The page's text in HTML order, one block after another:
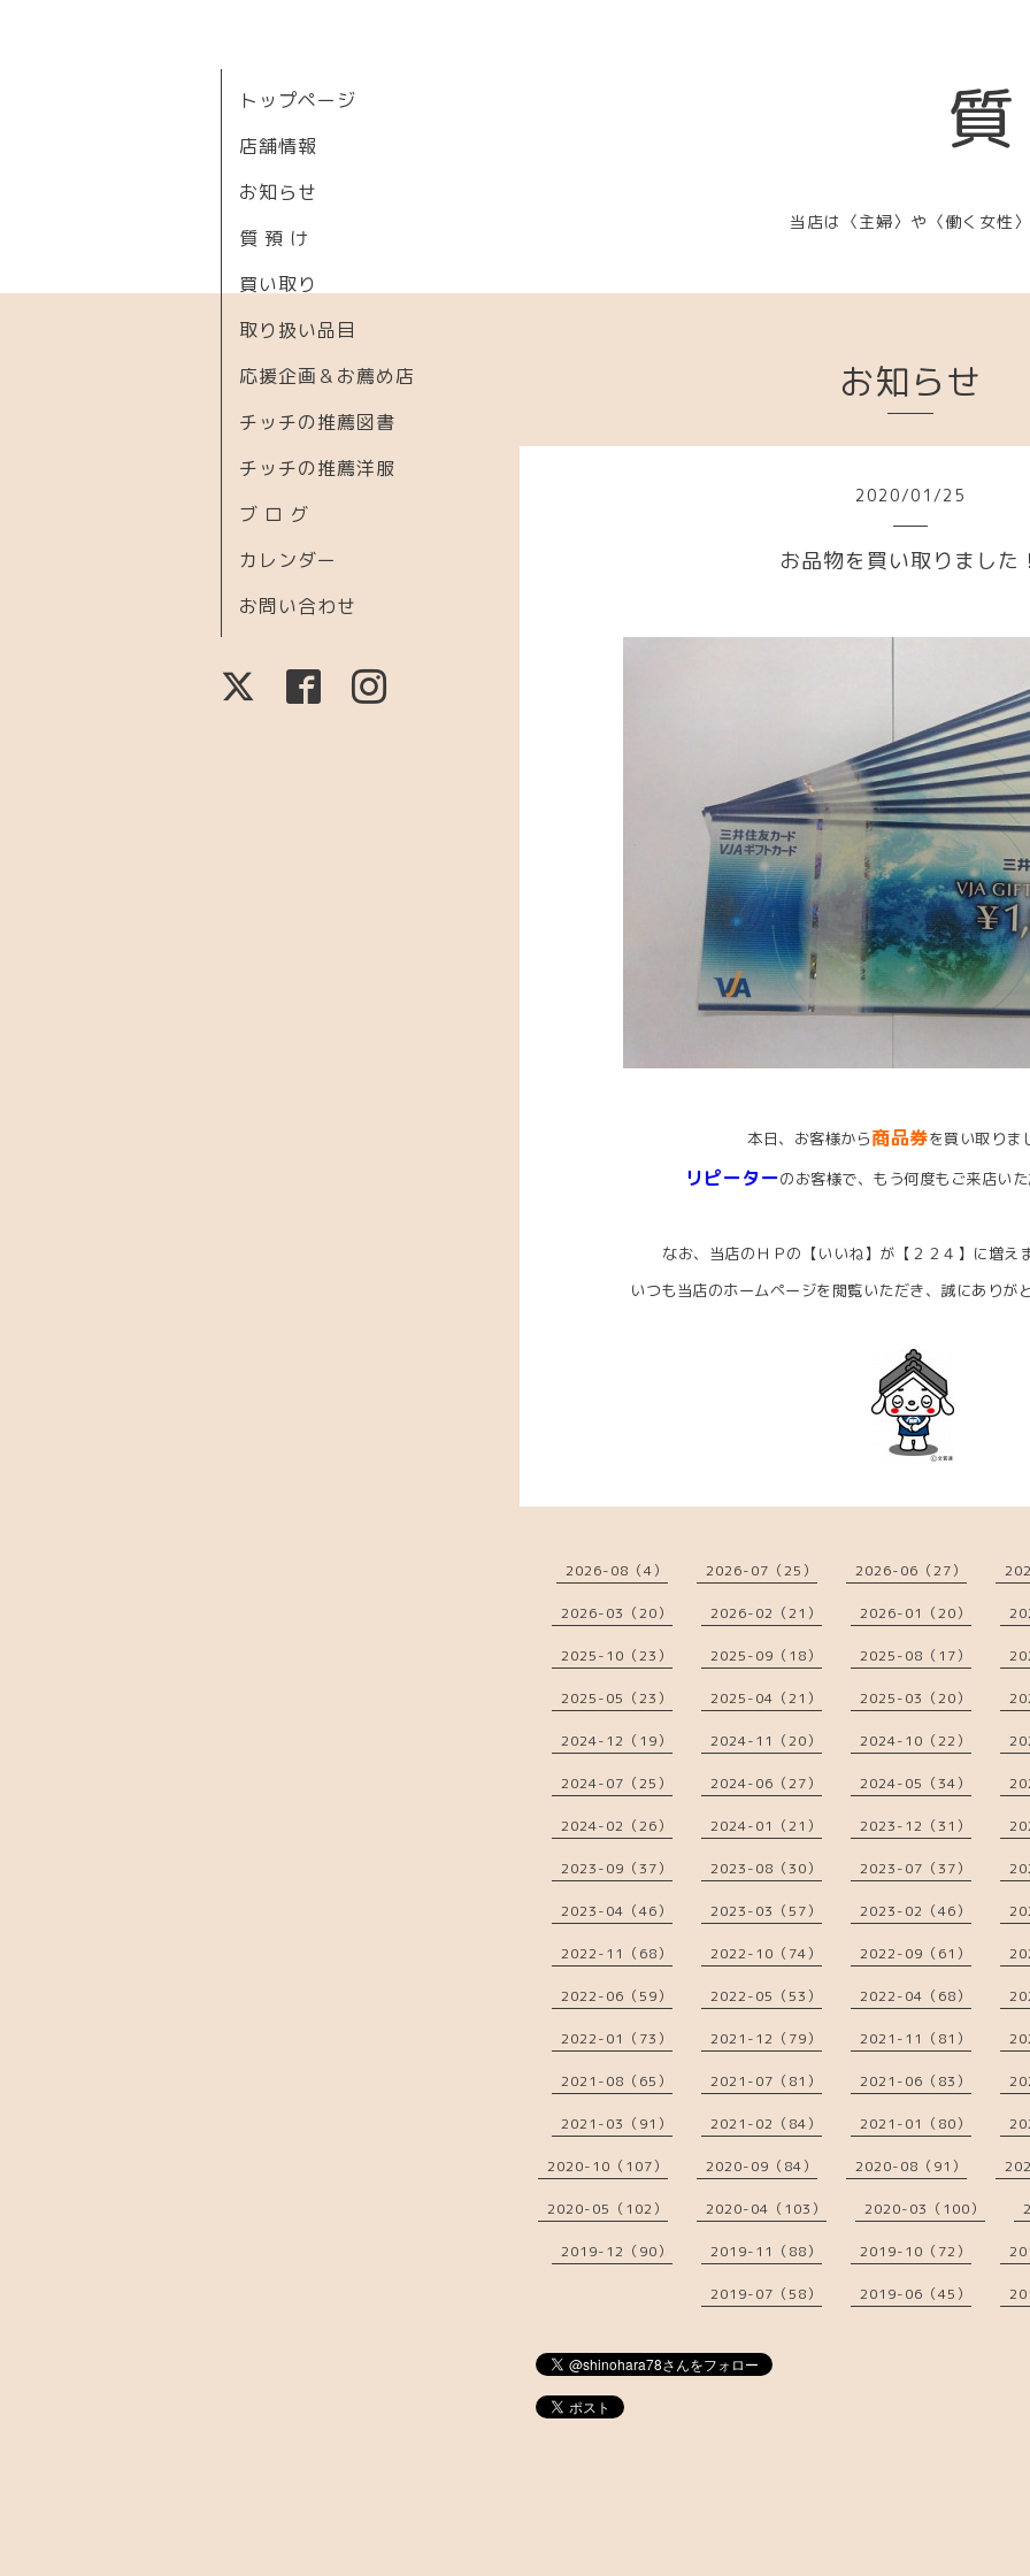
当店は〈主婦〉や〈働く女性
トップページ
店舗情報
お知らせ
質 預 け
買い取り
取り扱い品目
応援企画＆お薦め店
チッチの推薦図書
チッチの推薦洋服
ブ ロ グ
カレンダー
お問い合わせ
お知らせ
2020/01 /25
お品物を買い取りました
本日、お客様から商品券を買い取りま
リピーターのお客様で、もう何度もご来店い
なお、当店のＨＰの【いいね】が【２２４】に増え
いつも当店のホームページを閲覧いただき、 誠にありが
2026-08（4） 2026-07（25） 2026-06（27）
2026-03（20） 2026-02（21） 2026-01（20）
2025-10（23） 2025-09（18） 2025-08（17）
2025-05（23） 2025-04（21） 2025-03（20）
2024-12（19） 2024-11（20） 2024-10（22）
2024-07（25） 2024-06（27） 2024-05（34）
2024-02（26） 2024-01（21） 2023-12（31）
2023-09（37） 2023-08（30） 2023-07（37）
2023-04（46） 2023-03（57） 2023-02（46）
2022-11（68） 2022-10（74） 2022-09（61）
2022-06（59） 2022-05（53） 2022-04（68）
2022-01（73） 2021-12（79） 2021-11（81）
2021-08（65） 2021-07（81） 2021-06（83）
2021-03（91） 2021-02（84） 2021-01（80）
2020-10（107） 2020-09（84） 2020-08（91）
2020-05（102） 2020-04（103） 2020-03（100）
2019-12（90） 2019-11（88） 2019-10（72）
2019-07（58） 2019-06（45）